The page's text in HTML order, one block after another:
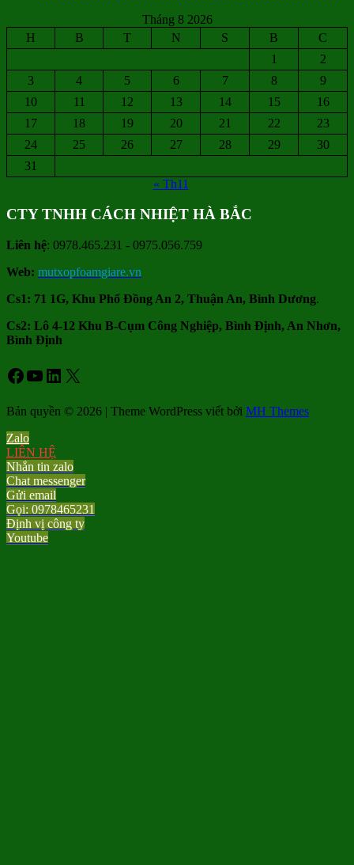
Tháng 8 2026
H
B T N S B
C
1
2
3
4 5 6 7 8
9
10
11 12 13 14 15
16
17
18 19 20 21 22
23
24
25 26 27 28 29
30
31
« Th11
CTY TNHH CÁCH NHIỆT HÀ BẮC
Liên hệ: 0978.465.231 - 0975.056.759
Web: mutxopfoamgiare.vn
Cs1: 71 1G, Khu Phố Đồng An 2, Thuận An, Bình Dương.
Cs2: Lô 4-12 Khu B-Cụm Công Nghiệp, Bình Định, An Nhơn,
Bình Định
Facebook
Youtube
LinkedIn
X
Bản quyền © 2026 | Theme WordPress viết bởi MH Themes
Zalo
LIÊN HỆ
Nhắn tin zalo
Chat messenger
Gửi email
Gọi: 0978465231
Định vị công ty
Youtube